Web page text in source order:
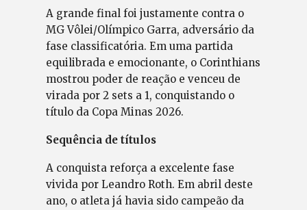
A grande final foi justamente contra o
MG Vôlei/Olímpico Garra, adversário da
fase classificatória. Em uma partida
equilibrada e emocionante, o Corinthians
mostrou poder de reação e venceu de
virada por 2 sets a 1, conquistando o
título da Copa Minas 2026.
Sequência de títulos
A conquista reforça a excelente fase
vivida por Leandro Roth. Em abril deste
ano, o atleta já havia sido campeão da